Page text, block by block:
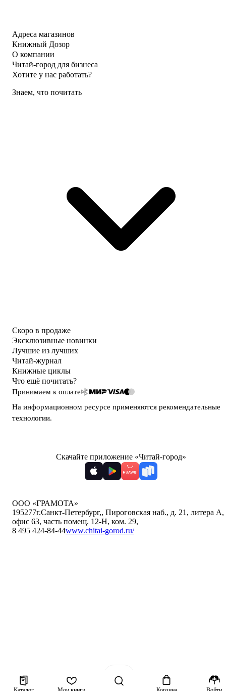
Адреса магазинов
Книжный Дозор
О компании
Читай-город для бизнеса
Хотите у нас работать?
Знаем, что почитать
Скоро в продаже
Эксклюзивные новинки
Лучшие из лучших
Читай-журнал
Книжные циклы
Что ещё почитать?
Принимаем к оплате
На информационном ресурсе применяются рекомендательные
технологии.
Скачайте приложение «Читай-город»
ООО «ГРАМОТА»
195277г.Санкт-Петербург,, Пироговская наб., д. 21, литера А,
офис 63, часть помещ. 12-Н, ком. 29,
8 495 424-84-44www.chitai-gorod.ru/